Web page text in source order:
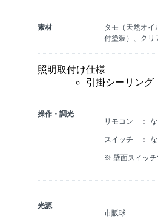
素材
タモ（天然オイ
付塗装）、クリ
照明取付け仕様
引掛シーリング
操作・調光
リモコン
スイッチ
※ 壁面スイッチ
光源
市販球